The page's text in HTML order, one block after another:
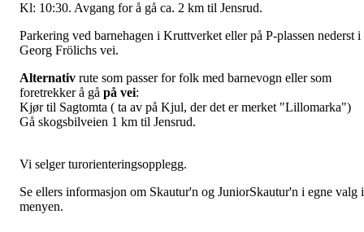
Kl: 10:30. Avgang for å gå ca. 2 km til Jensrud.
Parkering ved barnehagen i Kruttverket eller på P-plassen nederst i
Georg Frölichs vei.
Alternativ rute som passer for folk med barnevogn eller som
foretrekker å gå på vei:
Kjør til Sagtomta ( ta av på Kjul, der det er merket "Lillomarka")
Gå skogsbilveien 1 km til Jensrud.
Vi selger turorienteringsopplegg.
Se ellers informasjon om Skautur'n og JuniorSkautur'n i egne valg i
menyen.